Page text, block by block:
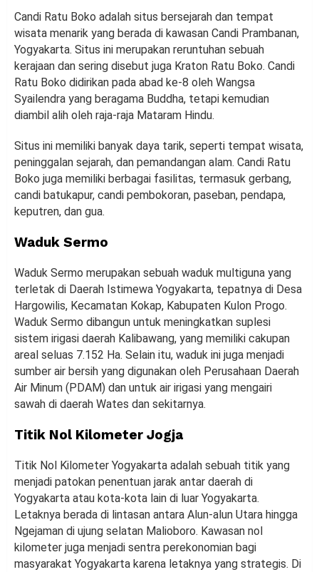
Candi Ratu Boko adalah situs bersejarah dan tempat
wisata menarik yang berada di kawasan Candi Prambanan,
Yogyakarta. Situs ini merupakan reruntuhan sebuah
kerajaan dan sering disebut juga Kraton Ratu Boko. Candi
Ratu Boko didirikan pada abad ke-8 oleh Wangsa
Syailendra yang beragama Buddha, tetapi kemudian
diambil alih oleh raja-raja Mataram Hindu.
Situs ini memiliki banyak daya tarik, seperti tempat wisata,
peninggalan sejarah, dan pemandangan alam. Candi Ratu
Boko juga memiliki berbagai fasilitas, termasuk gerbang,
candi batukapur, candi pembokoran, paseban, pendapa,
keputren, dan gua.
Waduk Sermo
Waduk Sermo merupakan sebuah waduk multiguna yang
terletak di Daerah Istimewa Yogyakarta, tepatnya di Desa
Hargowilis, Kecamatan Kokap, Kabupaten Kulon Progo.
Waduk Sermo dibangun untuk meningkatkan suplesi
sistem irigasi daerah Kalibawang, yang memiliki cakupan
areal seluas 7.152 Ha. Selain itu, waduk ini juga menjadi
sumber air bersih yang digunakan oleh Perusahaan Daerah
Air Minum (PDAM) dan untuk air irigasi yang mengairi
sawah di daerah Wates dan sekitarnya.
Titik Nol Kilometer Jogja
Titik Nol Kilometer Yogyakarta adalah sebuah titik yang
menjadi patokan penentuan jarak antar daerah di
Yogyakarta atau kota-kota lain di luar Yogyakarta.
Letaknya berada di lintasan antara Alun-alun Utara hingga
Ngejaman di ujung selatan Malioboro. Kawasan nol
kilometer juga menjadi sentra perekonomian bagi
masyarakat Yogyakarta karena letaknya yang strategis. Di